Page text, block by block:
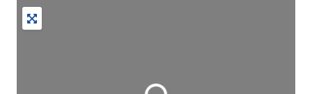
Wird geladen …